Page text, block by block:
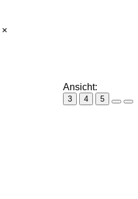
×
Ansicht:
3 4 5